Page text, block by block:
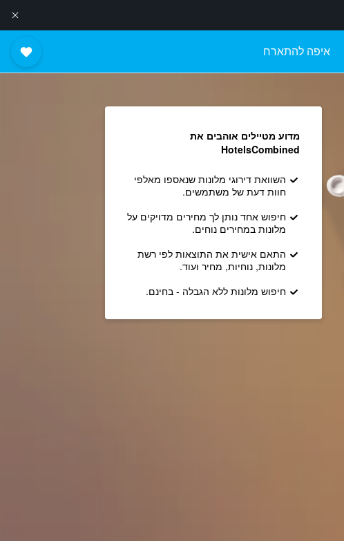
איפה להתארח
מדוע מטיילים אוהבים את
HotelsCombined
השוואת דירוגי מלונות שנאספו מאלפי
חוות דעת של משתמשים.
חיפוש אחד נותן לך מחירים מדויקים על
מלונות במחירים נוחים.
התאם אישית את התוצאות לפי רשת
מלונות, נוחיות, מחיר ועוד.
חיפוש מלונות ללא הגבלה - בחינם.